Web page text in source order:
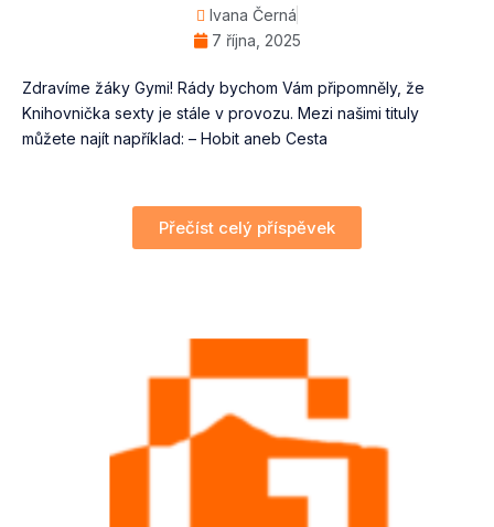
Ivana Černá
7 října, 2025
Zdravíme žáky Gymi! Rády bychom Vám připomněly, že
Knihovnička sexty je stále v provozu. Mezi našimi tituly
můžete najít například: – Hobit aneb Cesta
Přečíst celý příspěvek